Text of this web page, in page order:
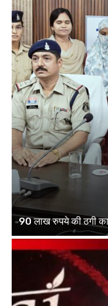
90 लाख रुपये की ठगी का